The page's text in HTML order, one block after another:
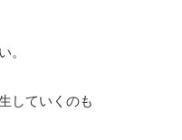
。
していくのも